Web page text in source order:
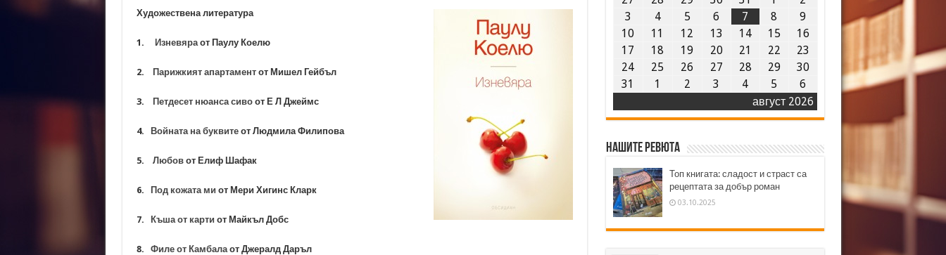
Художествена литература
1. Изневяраот Паулу Коелю
2. Парижкият апартаментот Мишел Гейбъл
3. Петдесет нюанса сивоот Е Л Джеймс
4. Войната на буквитеот Людмила Филипова
5. Любовот Елиф Шафак
6. Под кожата ми от Мери Хигинс Кларк
7. Къша от карти от Майкъл Добс
8. Филе от Камбалаот Джералд Даръл
август 2026
3
4 5 6 7 8
9
10
11 12 13 14 15
16
17
18 19 20 21 22
23
24
25 26 27 28 29
30
31
1 2 3 4 5 6
Нашите ревюта
Топ книгата: сладост и страст са
рецептата за добър роман
03.10.2025